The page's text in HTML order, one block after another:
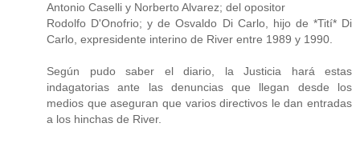
Antonio Caselli y Norberto Alvarez; del opositor
Rodolfo D'Onofrio; y de Osvaldo Di Carlo, hijo de *Tití* Di
Carlo, expresidente interino de River entre 1989 y 1990.
Según pudo saber el diario, la Justicia hará estas
indagatorias ante las denuncias que llegan desde los
medios que aseguran que varios directivos le dan entradas
a los hinchas de River.